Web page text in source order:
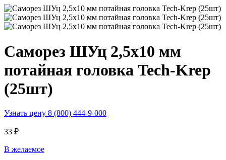
Саморез ШУц 2,5х10 мм
потайная головка Tech-Krep
(25шт)
Узнать цену 8 (800) 444-9-000
33 ₽
В желаемое